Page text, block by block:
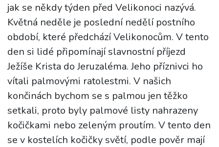
jak se někdy týden před Velikonoci nazývá.
Květná neděle je poslední nedělí postního
období, které předchází Velikonocům. V tento
den si lidé připomínají slavnostní příjezd
Ježíše Krista do Jeruzaléma. Jeho příznivci ho
vítali palmovými ratolestmi. V našich
končinách bychom se s palmou jen těžko
setkali, proto byly palmové listy nahrazeny
kočičkami nebo zeleným proutím. V tento den
se v kostelích kočičky světí, podle pověr mají